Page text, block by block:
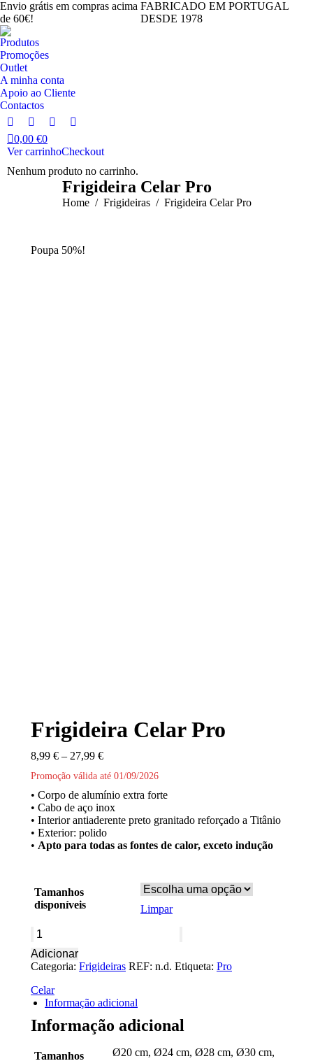
Envio grátis em compras acima
de 60€!
FABRICADO EM PORTUGAL
DESDE 1978
Produtos
Promoções
Outlet
A minha conta
Apoio ao Cliente
Contactos
Facebook
page
in
Instagram
page
in
window
YouTube
in
new
window
Linkedin
in
new
window
0,00 €0
Ver carrinhoCheckout
Nenhum produto no carrinho.
Frigideira Celar Pro
You are here:
Home Frigideiras Frigideira Celar Pro
Poupa 50%!
Frigideira Celar Pro
8,99 € – 27,99 €Price
8,99 €
through
27,99 €
Promoção válida até 01/09/2026
• Corpo de alumínio extra forte
• Cabo de aço inox
• Interior antiaderente preto granitado reforçado a Titânio
• Exterior: polido
• Apto para todas as fontes de calor, exceto indução
Tamanhos
disponíveis
Limpar
Quantidade
Frigideira
Celar
Adicionar
Categoria: Frigideiras REF: n.d. Etiqueta: Pro
Celar
Informação adicional
Informação adicional
Tamanhos
Ø20 cm, Ø24 cm, Ø28 cm, Ø30 cm,